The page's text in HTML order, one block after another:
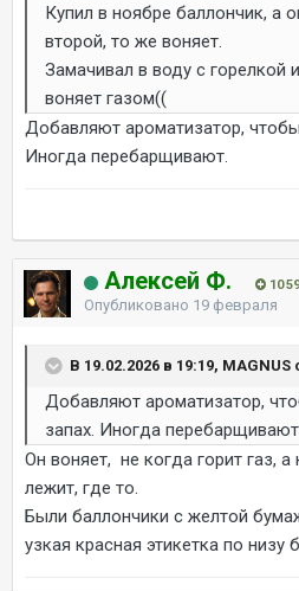
Купил в ноябре баллончик, а
второй, то же воняет.
Замачивал в воду с горелкой
воняет газом((
Добавляют ароматизатор,
Иногда перебарщивают.
Алексей Ф. 10
Опубликовано 19 февраля
В 19.02.2026 в 19:19, MAGNUS
Добавляют ароматизатор,
запах. Иногда
Он воняет, не когда горит газ, а
лежит, где то.
Были баллончики с желтой
узкая красная этикетка по низу